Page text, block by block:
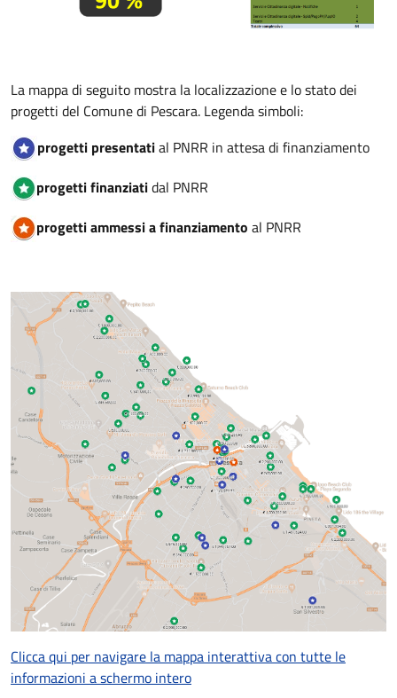
La mappa di seguito mostra la localizzazione e lo stato dei
progetti del Comune di Pescara. Legenda simboli:
progetti presentatial PNRR in attesa di finanziamento
progetti finanziatidal PNRR
progetti ammessi a finanziamento al PNRR
Clicca qui per navigare la mappa interattiva con tutte le
informazioni a schermo intero